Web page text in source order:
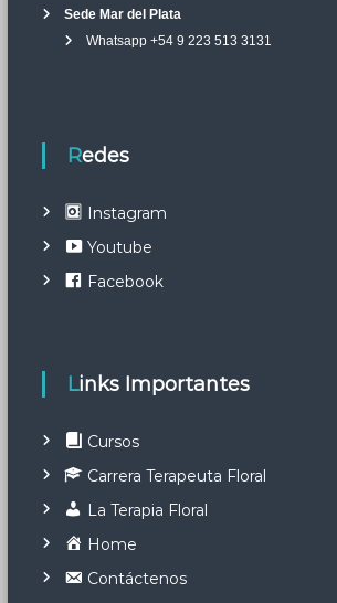
Sede Mar del Plata
Whatsapp +54 9 223 513 3131
Redes
Instagram
Youtube
Facebook
Links Importantes
Cursos
Carrera Terapeuta Floral
La Terapia Floral
Home
Contáctenos